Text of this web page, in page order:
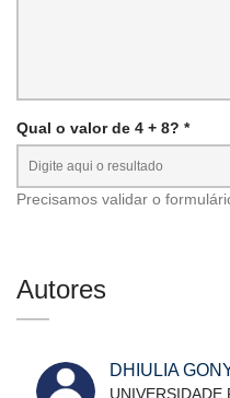
Qual o valor de 4 + 8? *
Precisamos validar o
Autores
DHIULIA
UNIVERSIDADE